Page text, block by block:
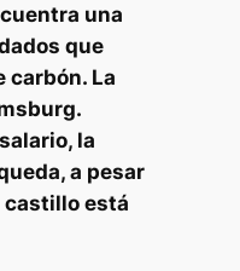
una
que
carbón. La
la
a pesar
castillo está